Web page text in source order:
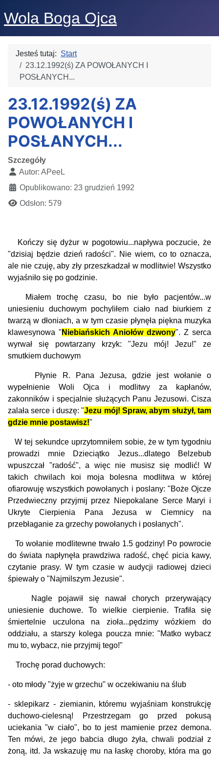
Wola Boga Ojca
Jesteś tutaj: Start
23.12.1992(ś) ZA POWOŁANYCH I
POSŁANYCH...
23.12.1992(ś) ZA
POWOŁANYCH I
POSŁANYCH...
Szczegóły
Autor: APeeL
Opublikowano: 23 grudzień 1992
Odsłon: 579
Kończy się dyżur w pogotowiu...napływa poczucie, że
"dzisiaj będzie dzień radości". Nie wiem, co to oznacza,
ale nie czuję, aby zły przeszkadzał w modlitwie! Wszystko
wyja­śniło się po godzinie.
Miałem trochę czasu, bo nie było pacjentów...w
uniesieniu duchowym pochyliłem ciało nad biurkiem z
twarzą w dłoniach, a w tym czasie płynęła pię­kna muzyka
klawesynowa " Niebiańskich Aniołów dzwony". Z serca
wyrwał się powtarzany krzyk: "Jezu mój! Jezu!" ze
smutkiem duchowym
Płynie R. Pana Jezusa, gdzie jest wołanie o
wypełnienie Woli Ojca i modlitwy za kapłanów,
zakonników i specjalnie służących Panu Jezusowi. Cisza
zalała serce i duszę: "Jezu mój! Spraw, abym służył, tam
gdzie mnie postawisz!"
W tej sekundce uprzytomniłem sobie, że w tym tygodniu
prowadzi mnie Dzieciątko Jezus...dlatego Belzebub
wpuszczał "radość", a więc nie musisz się modlić! W
takich chwilach koi moja bolesna modlitwa w której
ofiarowuję wszystkich powołanych i poslany: "Boże Ojcze
Przedwieczny przyjmij przez Niepokalane Serce Maryi i
Ukryte Cierpienia Pana Jezusa w Ciemnicy na
przebłaganie za grzechy powołanych i posłanych".
To wołanie modlitewne trwało 1.5 godziny! Po powrocie
do świata napłynęła prawdziwa radość, chęć picia kawy,
czytanie prasy. W tym czasie w audycji radiowej dzieci
śpiewały o "Najmilszym Jezusie".
Nagle pojawił się nawał chorych przerywający
uniesienie duchowe. To wielkie cierpienie. Trafiła się
śmiertelnie uczulona na zioła...pędzimy wózkiem do
oddziału, a starszy kolega poucza mnie: "Matko wybacz
mu to, wybacz, nie przyjmij tego!"
Trochę porad duchowych:
- oto młody "żyje w grzechu" w oczekiwaniu na ślub
- sklepikarz - ziemianin, któremu wyjaśniam konstrukcję
duchowo-cielesną! Przestrzegam go przed pokusą
uciekania "w ciało", bo to jest mamienie przez demona.
Ten mówi, że jego babcia długo żyła, chwali podział z
żoną, itd. Ja wskazuję mu na łaskę choroby, która ma go